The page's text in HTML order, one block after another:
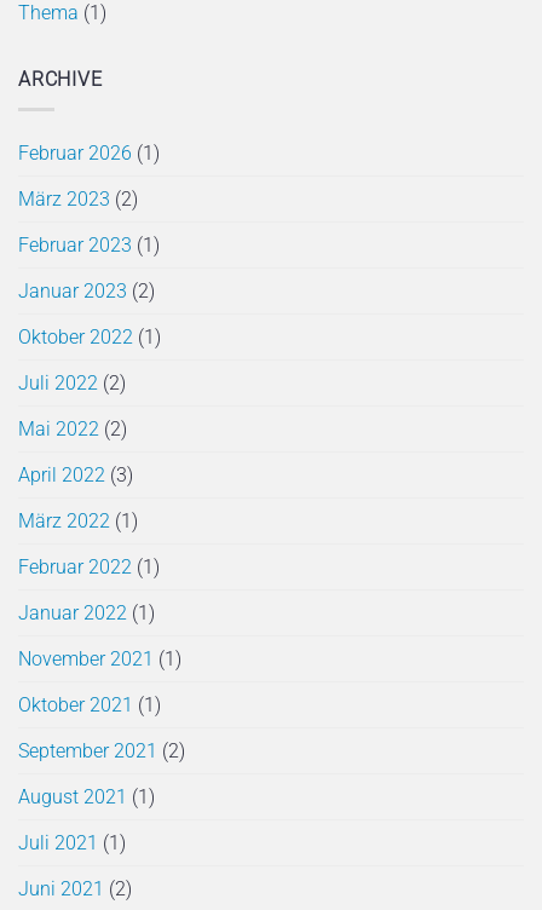
Thema (1)
ARCHIVE
Februar 2026 (1)
März 2023 (2)
Februar 2023 (1)
Januar 2023 (2)
Oktober 2022 (1)
Juli 2022 (2)
Mai 2022 (2)
April 2022 (3)
März 2022 (1)
Februar 2022 (1)
Januar 2022 (1)
November 2021 (1)
Oktober 2021 (1)
September 2021 (2)
August 2021 (1)
Juli 2021 (1)
Juni 2021 (2)